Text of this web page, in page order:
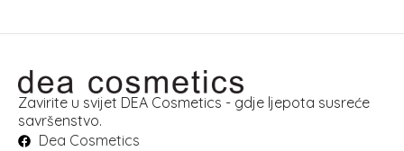
Zavirite u svijet DEA Cosmetics - gdje ljepota susreće
savršenstvo.
Dea Cosmetics